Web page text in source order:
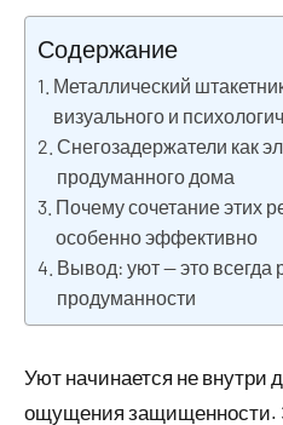
советы в
ремонте и
материалах
Содержание
Металлический
визуального и
Снегозадержатели как
продуманного дома
Почему сочетание этих
особенно эффективно
Вывод: уют — это всегда
продуманности
Уют начинается не внутри
ощущения защищенности.